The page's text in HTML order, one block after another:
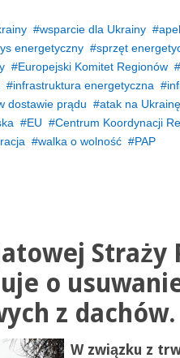
wsparcie dla Ukrainy apel
energetyczny sprzęt
Europejski Komitet Regionów
infrastruktura energetyczna
dostawie prądu atak na Ukrainę
EU
Centrum Koordynacji
walka o wolność
PAP
Straży
o
z dachów.
W związku z